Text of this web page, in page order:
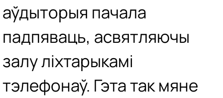
аўдыторыя пачала
падпяваць, асвятляючы
залу ліхтарыкамі
тэлефонаў. Гэта так мяне